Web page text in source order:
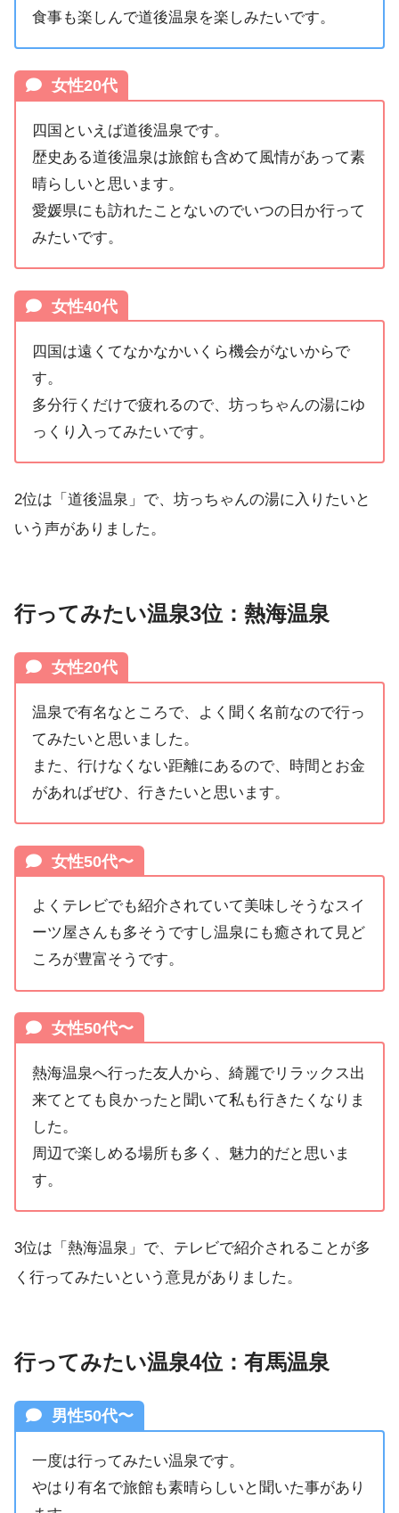
食事も楽しんで道後温泉を楽しみたいです。
女性20代
四国といえば道後温泉です。
歴史ある道後温泉は旅館も含めて風情があって素
晴らしいと思います。
愛媛県にも訪れたことないのでいつの日か行って
みたいです。
女性40代
四国は遠くてなかなかいくら機会がないからで
す。
多分行くだけで疲れるので、坊っちゃんの湯にゆ
っくり入ってみたいです。
2位は「道後温泉」で、坊っちゃんの湯に入りたいと
いう声がありました。
行ってみたい温泉3位：熱海温泉
女性20代
温泉で有名なところで、よく聞く名前なので行っ
てみたいと思いました。
また、行けなくない距離にあるので、時間とお金
があればぜひ、行きたいと思います。
女性50代〜
よくテレビでも紹介されていて美味しそうなスイ
ーツ屋さんも多そうですし温泉にも癒されて見ど
ころが豊富そうです。
女性50代〜
熱海温泉へ行った友人から、綺麗でリラックス出
来てとても良かったと聞いて私も行きたくなりま
した。
周辺で楽しめる場所も多く、魅力的だと思いま
す。
3位は「熱海温泉」で、テレビで紹介されることが多
く行ってみたいという意見がありました。
行ってみたい温泉4位：有馬温泉
男性50代〜
一度は行ってみたい温泉です。
やはり有名で旅館も素晴らしいと聞いた事があり